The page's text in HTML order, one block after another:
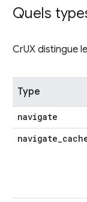
Quels
CrUX distingue
Type
navigate
navigate_